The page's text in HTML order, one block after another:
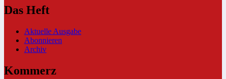
Das Heft
Aktuelle Ausgabe
Abonnieren
Archiv
Kommerz